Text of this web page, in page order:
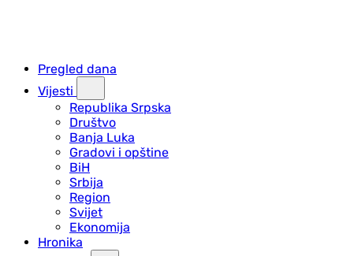
Pregled dana
Vijesti
Republika Srpska
Društvo
Banja Luka
Gradovi i opštine
BiH
Srbija
Region
Svijet
Ekonomija
Hronika